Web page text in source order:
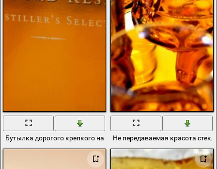
Бутылка дорогого крепкого напиткаНе передаваемая красота